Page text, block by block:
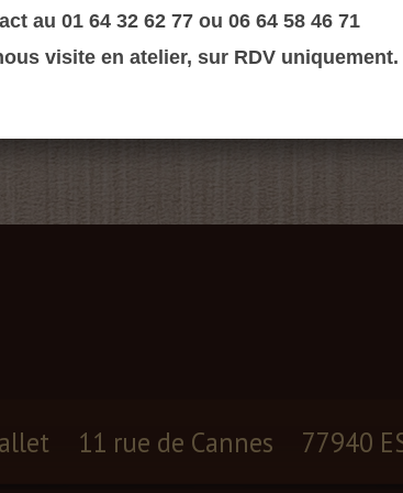
11 rue de Cannes 77940
au 01 64 32 62 77 ou 06 64 58 46 71
visite en atelier, sur RDV uniquement.